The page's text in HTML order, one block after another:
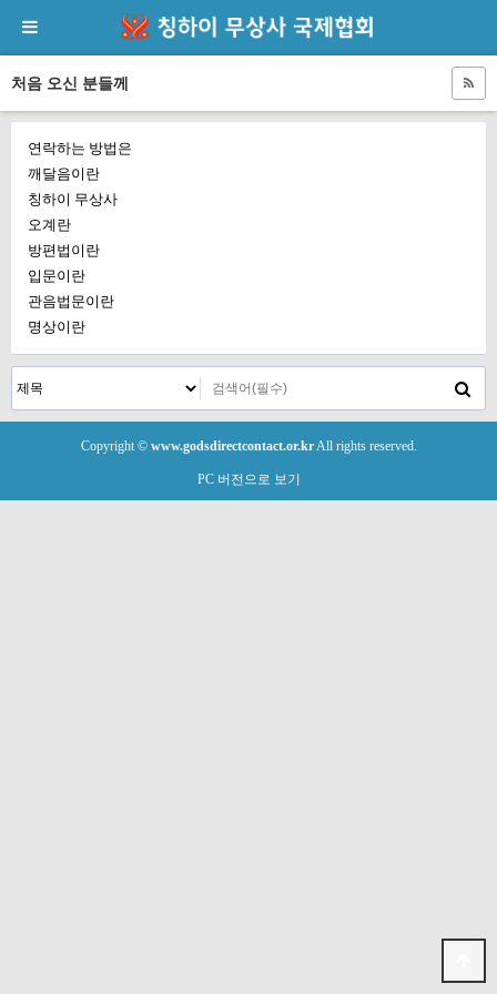
처음 오신 분들께
연락하는 방법은
깨달음이란
칭하이 무상사
오계란
방편법이란
입문이란
관음법문이란
명상이란
Copyright © www.godsdirectcontact.or.krAll rights reserved.
PC 버전으로 보기